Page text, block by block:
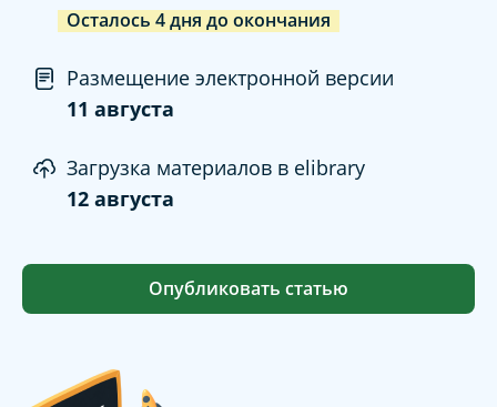
Осталось 4дня до окончания
Размещение электронной версии
11 августа
Загрузка материалов в elibrary
12 августа
Опубликовать статью